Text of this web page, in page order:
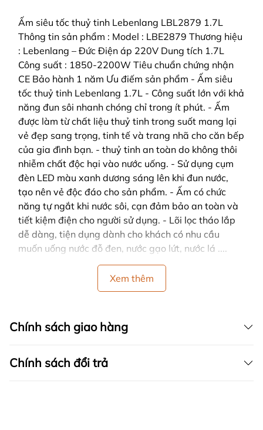
Ấm siêu tốc thuỷ tinh Lebenlang LBL2879 1.7L
Thông tin sản phẩm : Model : LBE2879 Thương hiệu
: Lebenlang – Đức Điện áp 220V Dung tích 1.7L
Công suất : 1850-2200W Tiêu chuẩn chứng nhận
CE Bảo hành 1 năm Ưu điếm sản phẩm - Ấm siêu
tốc thuỷ tinh Lebenlang 1.7L - Công suất lớn với khả
năng đun sôi nhanh chóng chỉ trong ít phút. - Ấm
được làm từ chất liệu thuỷ tinh trong suốt mang lại
vẻ đẹp sang trọng, tinh tế và trang nhã cho căn bếp
của gia đình bạn. - thuỷ tinh an toàn do không thôi
nhiễm chất độc hại vào nước uống. - Sử dụng cụm
đèn LED màu xanh dương sáng lên khi đun nước,
tạo nên vẻ độc đáo cho sản phẩm. - Ấm có chức
năng tự ngắt khi nước sôi, cạn đảm bảo an toàn và
tiết kiệm điện cho người sử dụng. - Lõi lọc tháo lắp
dễ dàng, tiện dụng dành cho khách có nhu cầu
muốn uống nước đỗ đen, nước gạo lứt, nước lá ....
Xem thêm
Chính sách giao hàng
Chính sách đổi trả